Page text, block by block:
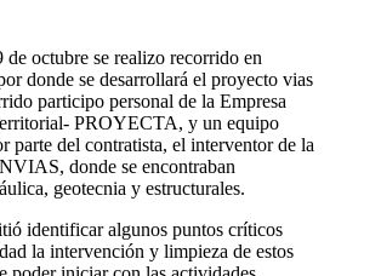
octubre se realizo recorrido en
donde se desarrollará el proyecto vias
participo personal de la Empresa
PROYECTA, y un equipo
parte del contratista, el interventor de la
donde se encontraban
geotecnia y estructurales.
identificar algunos puntos críticos
la intervención y limpieza de estos